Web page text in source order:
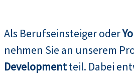
Als Berufseinsteiger oder
nehmen Sie an unserem
Developmentteil. Dabei